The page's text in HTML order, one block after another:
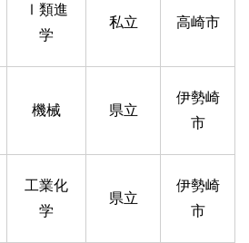
Ⅰ類進
学
私立 高崎市
機械 県立
伊勢崎
市
工業化
学
県立
伊勢崎
市